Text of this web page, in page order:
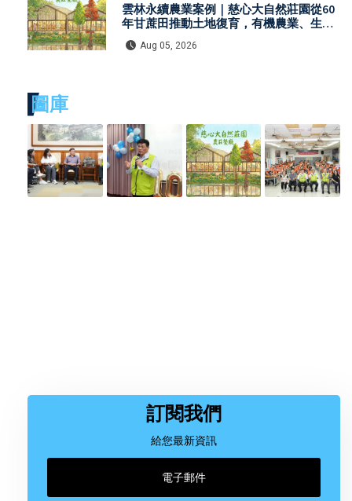
雲林永續農業案例｜慈心大自然莊園從60
年甘蔗田推動土地復育，有機農業、生態
保育與環境教育打造自然共生模式
Aug 05, 2026
圖庫
訂閱我們
給您最新資訊